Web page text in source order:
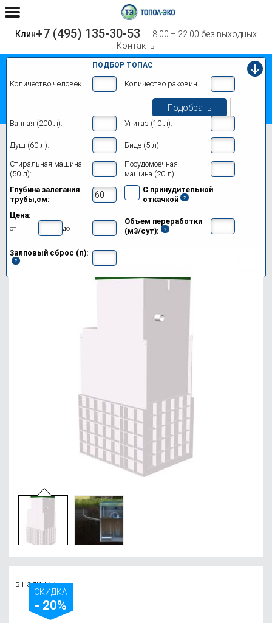
Клин+7 (495) 135-30-53
8.00 – 22.00 без выходных
Контакты
ПОДБОР ТОПАС
Количество человек Количество раковин
Подобрать
Ванная (200 л): Унитаз (10 л):
Душ (60 л): Биде (5 л):
Стиральная машина
(50 л):
Посудомоечная
машина (20 л):
Глубина залегания
трубы,см:
С принудительной
откачкой
Цена:
от до
Объем переработки
(м3/сут):
Залповый сброс (л):
Септик Топас 8 Лонг в Клине
Модификации
Цены на монтаж
Обслуживание
в наличии
СКИДКА
- 20%